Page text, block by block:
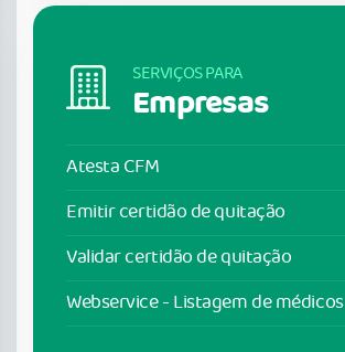
SERVIÇOS PARA
Empresas
Atesta CFM
Emitir certidão de quitação
Validar certidão de quitação
Webservice - Listagem de médicos